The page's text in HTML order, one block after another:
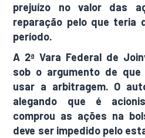
prejuízo no valor das
reparação pelo que teria
período.
A 2ª Vara Federal de
sob o argumento de
usar a arbitragem. O
alegando que é
comprou as ações na
deve ser impedido pelo